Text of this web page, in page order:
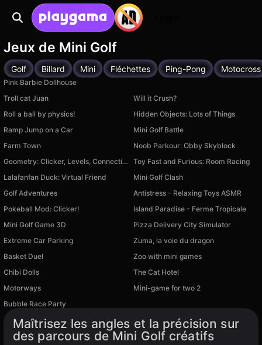
Jeux de Mini Golf
Golf Billard Mini Fléchettes Ping-Pong Motocross
Pink Barbie Dollhouse
Troll cat Juan
Will it Crush?
Roll a ball by physics!
Hidden Objects: Lots of Things
Ramp Jump on a Car
Mini Golf Battle
Farm Town
Noob Parkour: Obby Skyblock
Geometry: Clicker, Levels, Connection
Toy Fast and Furious: Room Racing
Lalafanfan Duck: Virtual Friend
Mini Golf Clash
Golf Adventures
Antistress - Relaxing Toys ASMR
Pokeball Mod: Clicker!
Island Paradise - Ferme Tropicale
Mini Golf Game 3D
Pizza Delivery City Simulator
Extreme Car Parking
Zuma, la voie du dragon
Basket Duel
Zoo with mini games
Chibi Dolls
The Cat Hotel
Motorways
Mini-game for two 2
Disponible sur PC
Bubble Race Party
Maîtrisez les angles et la précision sur
des parcours de Mini Golf créatifs